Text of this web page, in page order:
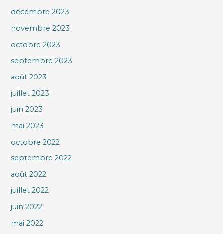
décembre 2023
novembre 2023
octobre 2023
septembre 2023
août 2023
juillet 2023
juin 2023
mai 2023
octobre 2022
septembre 2022
août 2022
juillet 2022
juin 2022
mai 2022